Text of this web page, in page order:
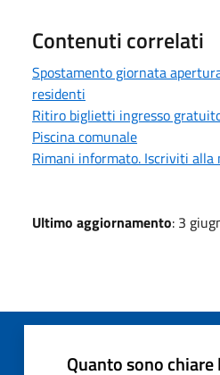
Contenuti correlati
Spostamento giornata
residenti
Ritiro biglietti ingresso
Piscina comunale
Rimani informato. Iscriviti
Ultimo aggiornamento: 3
Quanto sono